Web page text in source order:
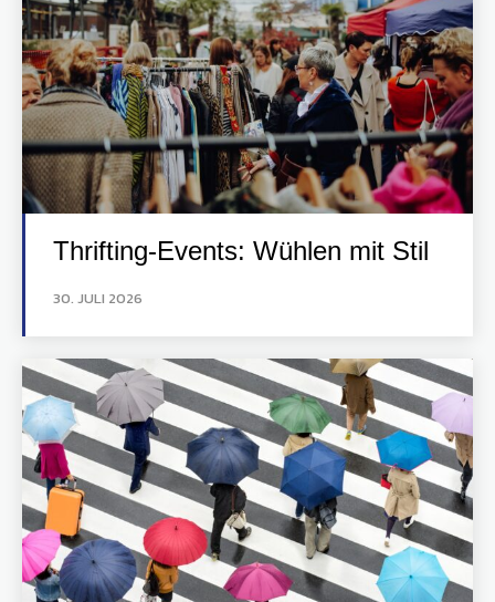
Thrifting-Events: Wühlen mit Stil
30. JULI 2026